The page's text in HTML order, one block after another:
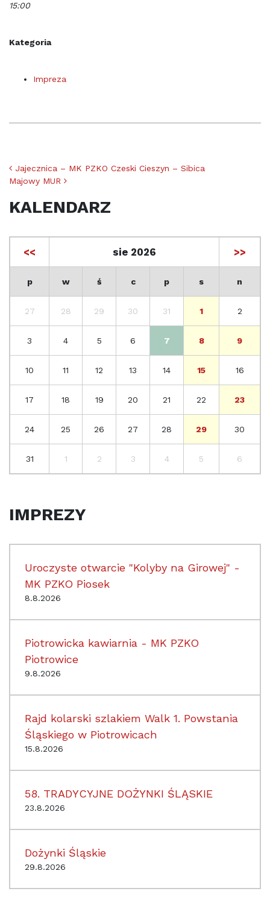
15:00
Kategoria
Impreza
Nawigacja po artykułach
Jajecznica – MK PZKO Czeski Cieszyn – Sibica
Majowy MUR
KALENDARZ
<< sie 2026 >>
p w ś c p s n
27 28 29 30 31 1 2
3 4 5 6 7 8 9
10 11 12 13 14 15 16
17 18 19 20 21 22 23
24 25 26 27 28 29 30
31 1 2 3 4 5 6
IMPREZY
Uroczyste otwarcie "Kolyby na Girowej" -
MK PZKO Piosek
8.8.2026
Piotrowicka kawiarnia - MK PZKO
Piotrowice
9.8.2026
Rajd kolarski szlakiem Walk 1. Powstania
Śląskiego w Piotrowicach
15.8.2026
58. TRADYCYJNE DOŻYNKI ŚLĄSKIE
23.8.2026
Dożynki Śląskie
29.8.2026